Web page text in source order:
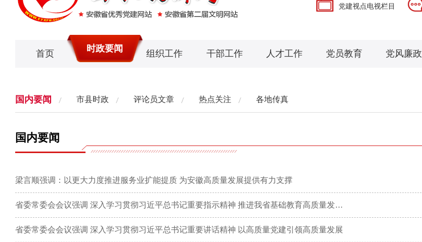
党建视点电视栏目
首页 时政要闻 组织工作 干部工作 人才工作 党员教育 党风廉政
国内要闻 市县时政 评论员文章 热点关注 各地传真
国内要闻
梁言顺强调：以更大力度推进服务业扩能提质 为安徽高质量发展提供有力支撑
省委常委会会议强调 深入学习贯彻习近平总书记重要指示精神 推进我省基础教育高质量发展侨务工作提质增效
省委常委会会议强调 深入学习贯彻习近平总书记重要讲话精神 以高质量党建引领高质量发展